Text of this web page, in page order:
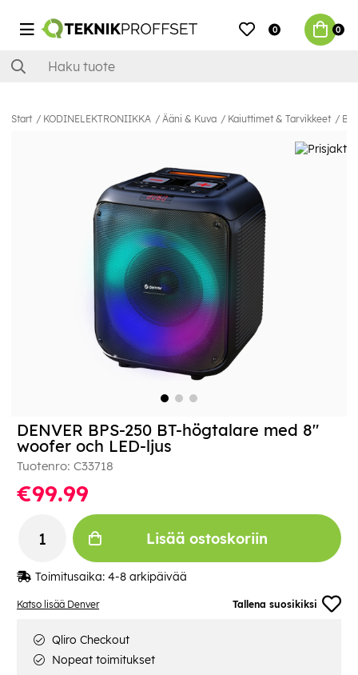
0 0
Start KODINELEKTRONIIKKA Ääni & Kuva Kaiuttimet & Tarvikkeet
Katso lisää Denver Tallena suosikiksi
DENVER BPS-250 BT-högtalare med 8"
woofer och LED-ljus
Tuotenro: C33718
€99.99
Lisää ostoskoriin
Toimitusaika: 4-8 arkipäivää
Qliro Checkout
Nopeat toimitukset